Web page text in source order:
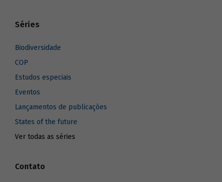
Séries
Biodiversidade
COP
Estudos especiais
Eventos
Lançamentos de publicações
States of the future
Ver todas as séries
Contato